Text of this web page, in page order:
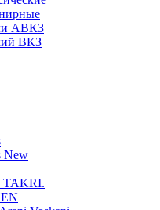
АВКЗ
ВКЗ
New